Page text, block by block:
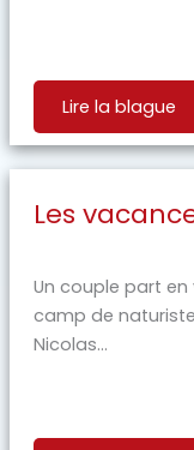
Lire la blague
Les
Un couple part
camp de
Nicolas...